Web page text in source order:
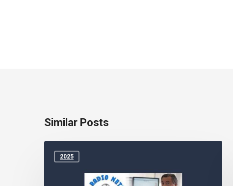
Similar Posts
2025
Stimmung